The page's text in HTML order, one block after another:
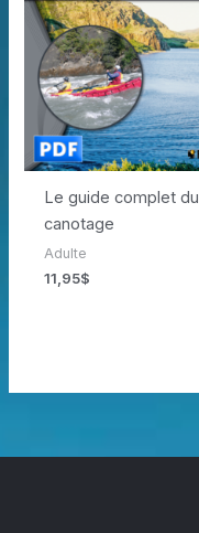
Le guide complet du
canotage
Adulte
11,95$